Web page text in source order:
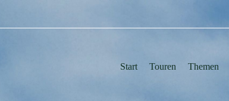
Start Touren Themen